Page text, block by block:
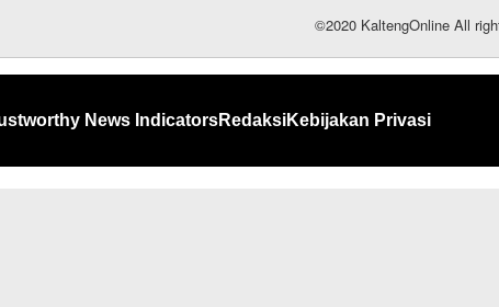
©2020 KaltengOnline All
News IndicatorsRedaksiKebijakan Privasi